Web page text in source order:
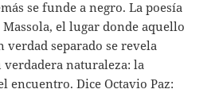
se funde a negro. La poesía
el lugar donde aquello
verdad separado se revela
naturaleza: la
encuentro. Dice Octavio Paz: